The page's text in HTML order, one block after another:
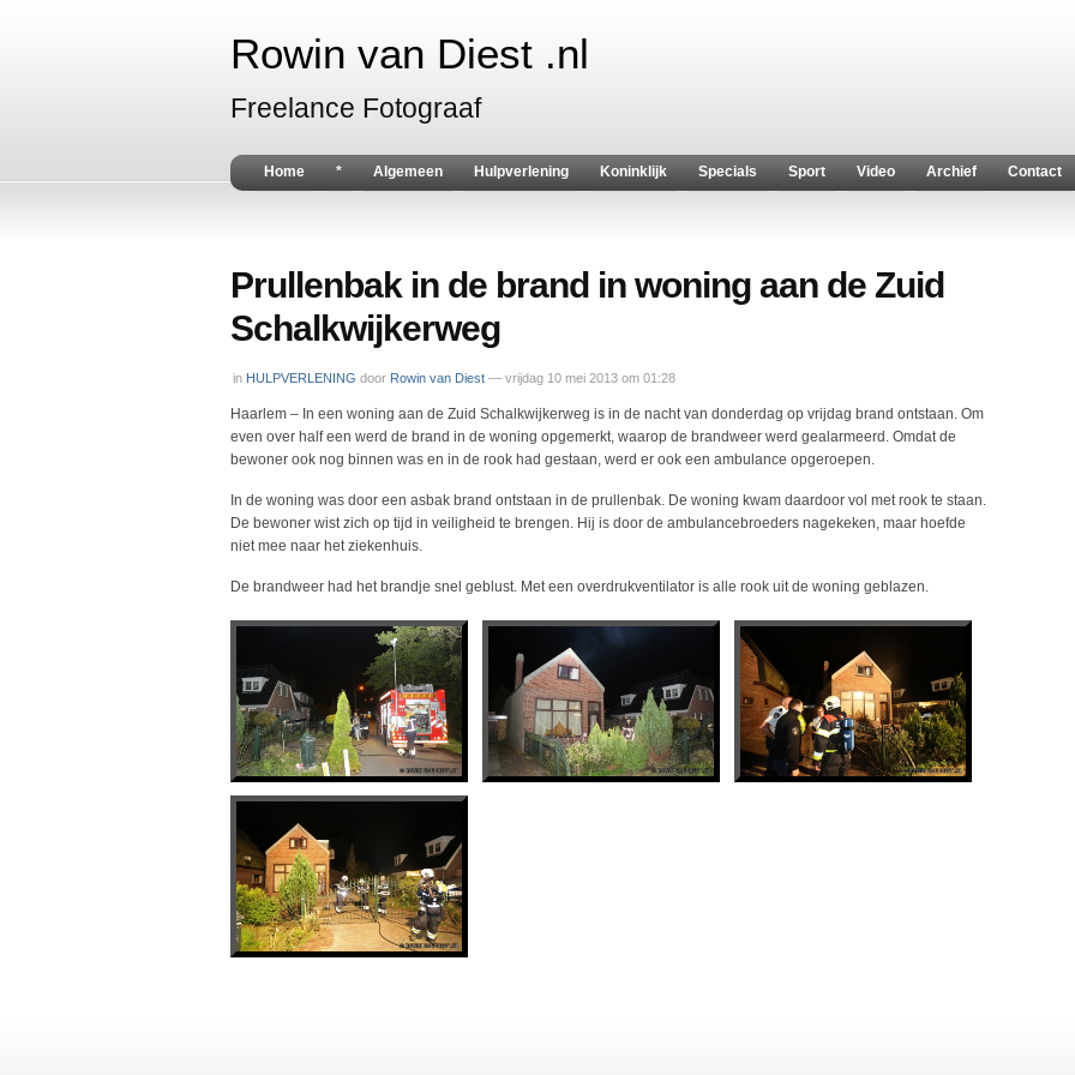
Rowin van Diest .nl
Freelance Fotograaf
Home * Algemeen Hulpverlening Koninklijk Specials Sport Video Archief Contact
Prullenbak in de brand in woning aan de Zuid
Schalkwijkerweg
in HULPVERLENING door Rowin van Diest — vrijdag 10 mei 2013 om 01:28
Haarlem – In een woning aan de Zuid Schalkwijkerweg is in de nacht van donderdag op vrijdag brand ontstaan. Om
even over half een werd de brand in de woning opgemerkt, waarop de brandweer werd gealarmeerd. Omdat de
bewoner ook nog binnen was en in de rook had gestaan, werd er ook een ambulance opgeroepen.
In de woning was door een asbak brand ontstaan in de prullenbak. De woning kwam daardoor vol met rook te staan.
De bewoner wist zich op tijd in veiligheid te brengen. Hij is door de ambulancebroeders nagekeken, maar hoefde
niet mee naar het ziekenhuis.
De brandweer had het brandje snel geblust. Met een overdrukventilator is alle rook uit de woning geblazen.